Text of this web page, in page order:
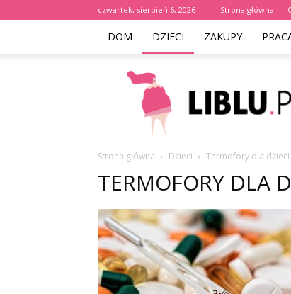
czwartek, sierpień 6, 2026 Strona główna
DOM DZIECI ZAKUPY
Liblu.pl
Strona główna Dzieci Termofory dla dzieci
TERMOFORY DLA